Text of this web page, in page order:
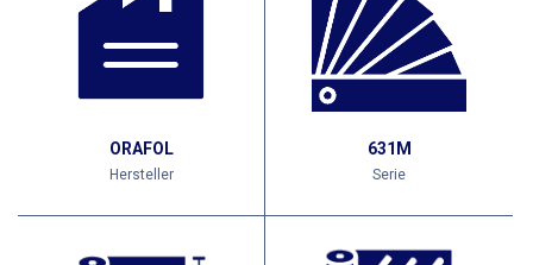
ORAFOL
Hersteller
631M
Serie